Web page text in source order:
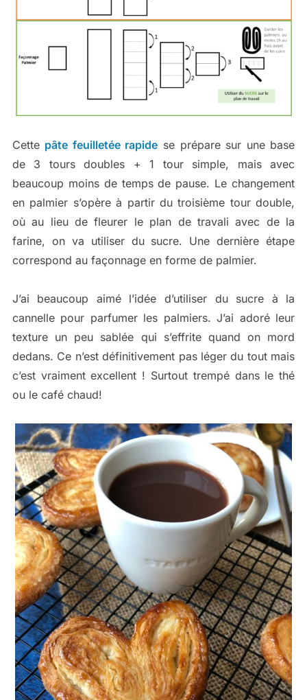
Cette pâte feuilletée rapide se prépare sur une base
de 3 tours doubles + 1 tour simple, mais avec
beaucoup moins de temps de pause. Le changement
en palmier s’opère à partir du troisième tour double,
où au lieu de fleurer le plan de travali avec de la
farine, on va utiliser du sucre. Une dernière étape
correspond au façonnage en forme de palmier.
J’ai beaucoup aimé l’idée d’utiliser du sucre à la
cannelle pour parfumer les palmiers. J’ai adoré leur
texture un peu sablée qui s’effrite quand on mord
dedans. Ce n’est définitivement pas léger du tout mais
c’est vraiment excellent ! Surtout trempé dans le thé
ou le café chaud!